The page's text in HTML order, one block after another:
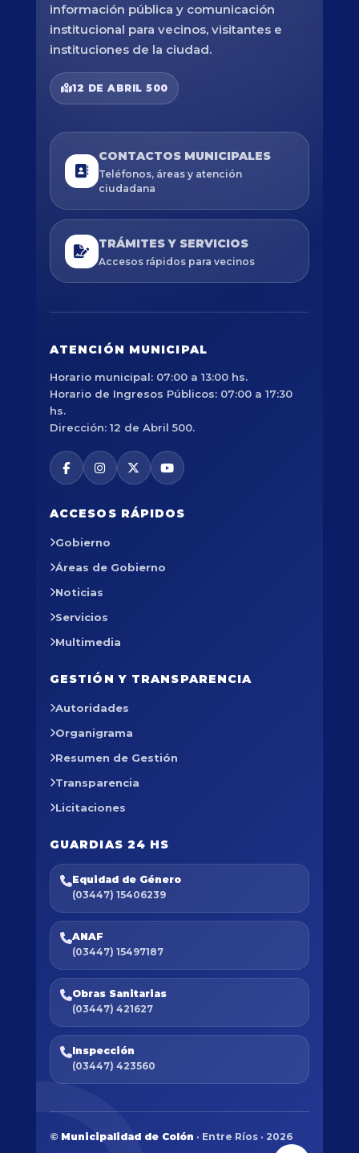
información pública y comunicación
institucional para vecinos, visitantes e
instituciones de la ciudad.
12 DE ABRIL 500
CONTACTOS MUNICIPALES
Teléfonos, áreas y atención
ciudadana
TRÁMITES Y SERVICIOS
Accesos rápidos para vecinos
ATENCIÓN MUNICIPAL
Horario municipal: 07:00 a 13:00 hs.
Horario de Ingresos Públicos: 07:00 a 17:30
hs.
Dirección: 12 de Abril 500.
ACCESOS RÁPIDOS
Gobierno
Áreas de Gobierno
Noticias
Servicios
Multimedia
GESTIÓN Y TRANSPARENCIA
Autoridades
Organigrama
Resumen de Gestión
Transparencia
Licitaciones
GUARDIAS 24 HS
Equidad de Género
(03447) 15406239
ANAF
(03447) 15497187
Obras Sanitarias
(03447) 421627
Inspección
(03447) 423560
© Municipalidad de Colón · Entre Ríos · 2026